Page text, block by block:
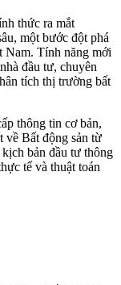
thức ra mắt
một bước đột phá
Nam. Tính năng mới
đầu tư, chuyên
tích thị trường bất
thông tin cơ bản,
về Bất động sản từ
bản đầu tư thông
tế và thuật toán